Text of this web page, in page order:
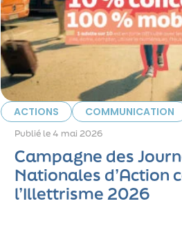
ACTIONS COMMUNICATION
Publié le 4 mai 2026
Campagne des
Nationales d’Action
l’Illettrisme 2026